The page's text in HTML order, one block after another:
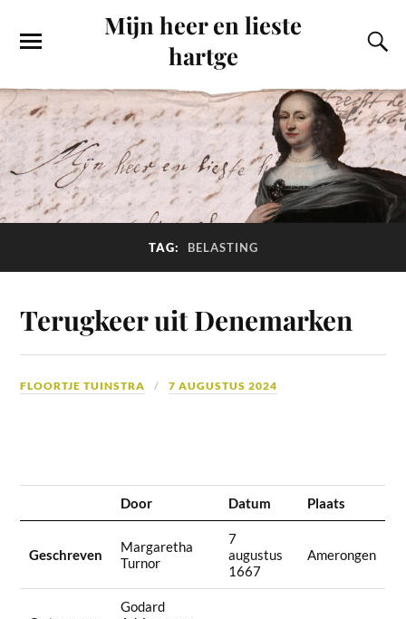
Mijn heer en lieste
hartge
TAG: BELASTING
Terugkeer uit Denemarken
FLOORTJE TUINSTRA 7 AUGUSTUS 2024
Door Datum Plaats
Geschreven
Margaretha
Turnor
7
augustus
1667
Amerongen
Godard